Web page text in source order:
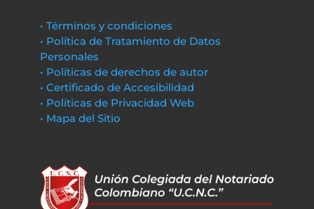
• Términos y condiciones
• Política de Tratamiento de Datos
Personales
• Políticas de derechos de autor
• Certificado de Accesibilidad
• Políticas de Privacidad Web
• Mapa del Sitio